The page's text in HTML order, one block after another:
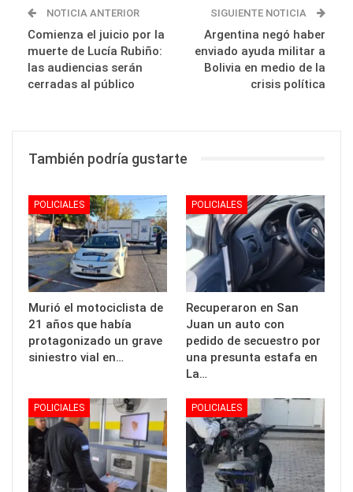
NOTICIA ANTERIOR
Comienza el juicio por la
muerte de Lucía Rubiño:
las audiencias serán
cerradas al público
SIGUIENTE NOTICIA
Argentina negó haber
enviado ayuda militar a
Bolivia en medio de la
crisis política
También podría gustarte
POLICIALES
Murió el motociclista de
21 años que había
protagonizado un grave
siniestro vial en…
POLICIALES
Recuperaron en San
Juan un auto con
pedido de secuestro por
una presunta estafa en
La…
POLICIALES POLICIALES